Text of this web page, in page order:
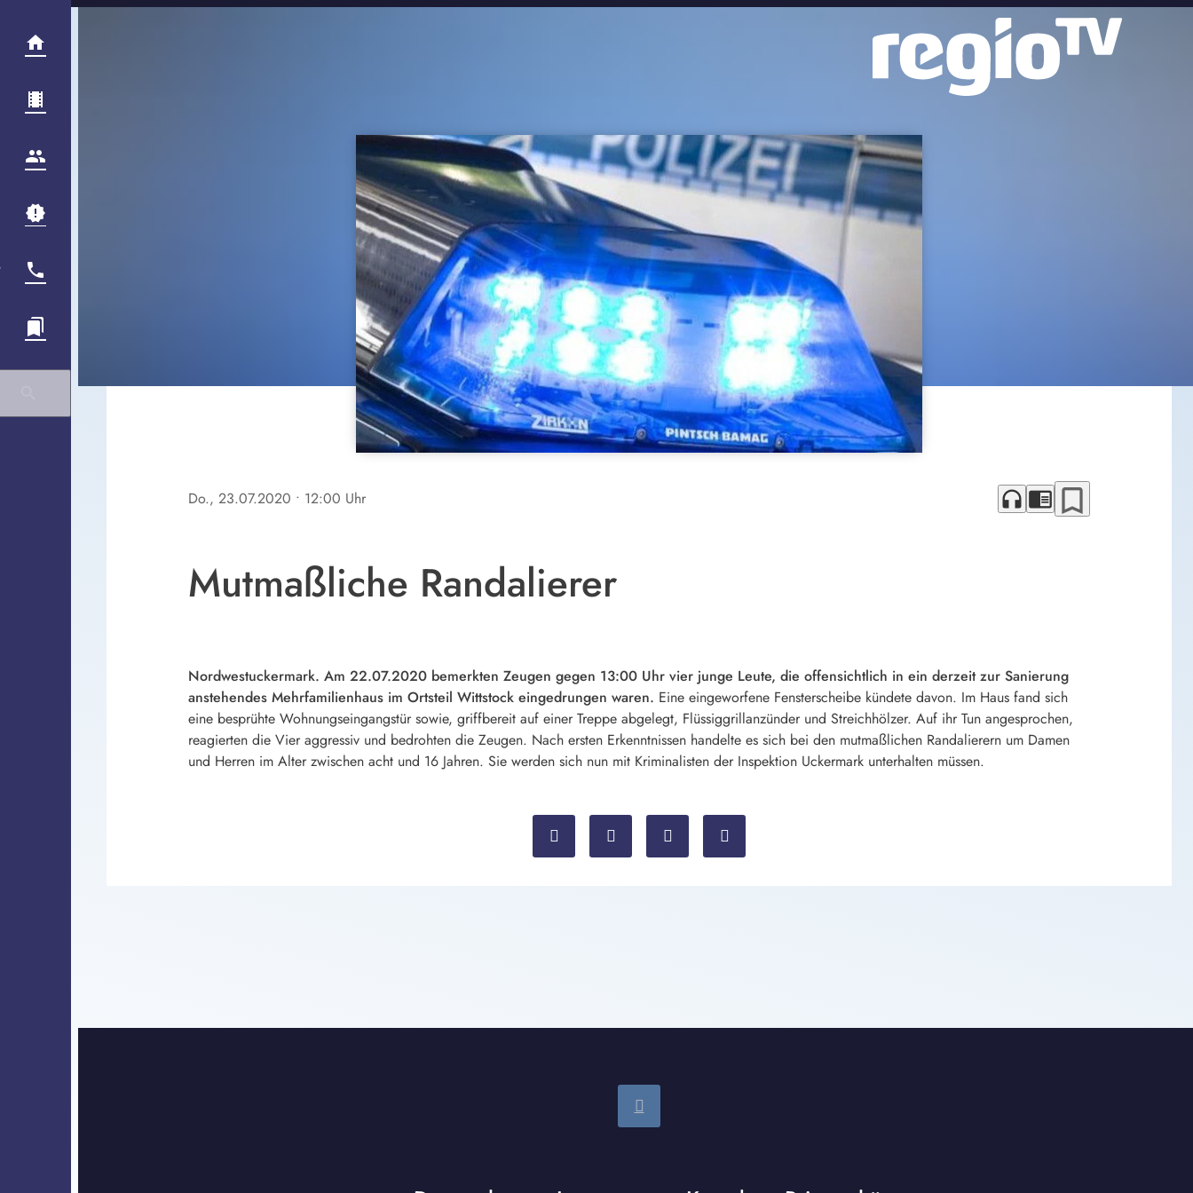
Do., 23.07.2020 • 12:00 Uhr headphones chrome_reader_mode bookmark_border
Mutmaßliche Randalierer
Nordwestuckermark. Am 22.07.2020 bemerkten Zeugen gegen 13:00 Uhr vier junge Leute, die offensichtlich in ein derzeit zur Sanierung
anstehendes Mehrfamilienhaus im Ortsteil Wittstock eingedrungen waren. Eine eingeworfene Fensterscheibe kündete davon. Im Haus fand sich
eine besprühte Wohnungseingangstür sowie, griffbereit auf einer Treppe abgelegt, Flüssiggrillanzünder und Streichhölzer. Auf ihr Tun angesprochen,
reagierten die Vier aggressiv und bedrohten die Zeugen. Nach ersten Erkenntnissen handelte es sich bei den mutmaßlichen Randalierern um Damen
und Herren im Alter zwischen acht und 16 Jahren. Sie werden sich nun mit Kriminalisten der Inspektion Uckermark unterhalten müssen.